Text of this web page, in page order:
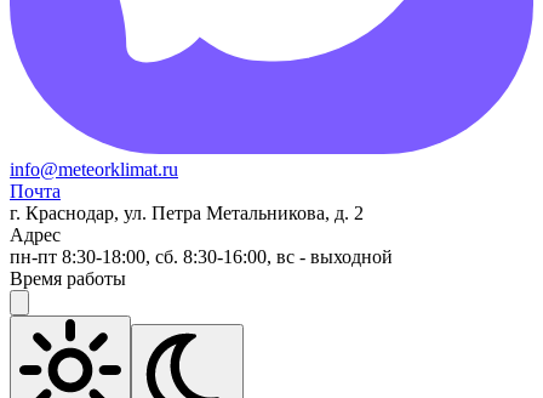
info@meteorklimat.ru
Почта
г. Краснодар, ул. Петра Метальникова, д. 2
Адрес
пн-пт 8:30-18:00, сб. 8:30-16:00, вс - выходной
Время работы